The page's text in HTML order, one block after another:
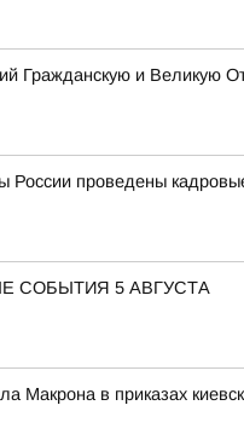
Гражданскую и Великую
России проведены
СОБЫТИЯ 5 АВГУСТА
Макрона в приказах